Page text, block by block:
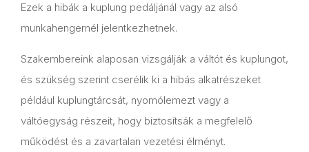
Ezek a hibák a kuplung pedáljánál vagy az alsó
munkahengernél jelentkezhetnek.
Szakembereink alaposan vizsgálják a váltót és kuplungot,
és szükség szerint cserélik ki a hibás alkatrészeket
például kuplungtárcsát, nyomólemezt vagy a
váltóegyság részeit, hogy biztosítsák a megfelelő
működést és a zavartalan vezetési élményt.